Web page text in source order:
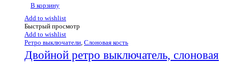
В корзину
Add to wishlist
Быстрый просмотр
Add to wishlist
Ретро выключатели, Слоновая кость
Двойной ретро выключатель, слоновая